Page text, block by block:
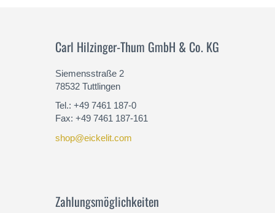
Carl Hilzinger-Thum GmbH & Co. KG
Siemensstraße 2
78532 Tuttlingen
Tel.: +49 7461 187-0
Fax: +49 7461 187-161
shop@eickelit.com
Zahlungsmöglichkeiten